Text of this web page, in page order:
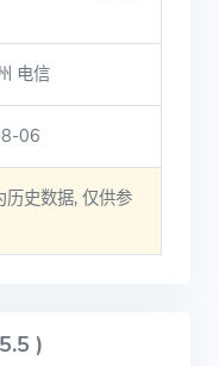
电信
06
历史数据, 仅供参
)